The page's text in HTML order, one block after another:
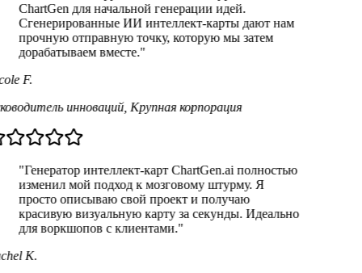
ChartGen для начальной генерации идей.
Сгенерированные ИИ интеллект-карты дают нам
прочную отправную точку, которую мы затем
дорабатываем вместе."
F.
инноваций, Крупная корпорация
"Генератор интеллект-карт ChartGen.ai полностью
изменил мой подход к мозговому штурму. Я
просто описываю свой проект и получаю
красивую визуальную карту за секунды. Идеально
для воркшопов с клиентами."
K.